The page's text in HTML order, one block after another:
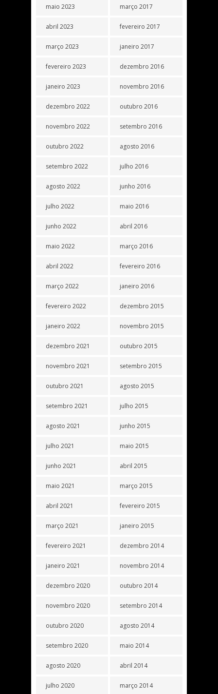
maio 2023
abril 2023
março 2023
fevereiro 2023
janeiro 2023
dezembro 2022
novembro 2022
outubro 2022
setembro 2022
agosto 2022
julho 2022
junho 2022
maio 2022
abril 2022
março 2022
fevereiro 2022
janeiro 2022
dezembro 2021
novembro 2021
outubro 2021
setembro 2021
agosto 2021
julho 2021
junho 2021
maio 2021
abril 2021
março 2021
fevereiro 2021
janeiro 2021
dezembro 2020
novembro 2020
outubro 2020
setembro 2020
agosto 2020
julho 2020
março 2017
fevereiro 2017
janeiro 2017
dezembro 2016
novembro 2016
outubro 2016
setembro 2016
agosto 2016
julho 2016
junho 2016
maio 2016
abril 2016
março 2016
fevereiro 2016
janeiro 2016
dezembro 2015
novembro 2015
outubro 2015
setembro 2015
agosto 2015
julho 2015
junho 2015
maio 2015
abril 2015
março 2015
fevereiro 2015
janeiro 2015
dezembro 2014
novembro 2014
outubro 2014
setembro 2014
agosto 2014
maio 2014
abril 2014
março 2014